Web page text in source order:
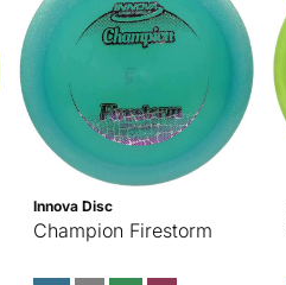
Innova Disc
Champion Firestorm